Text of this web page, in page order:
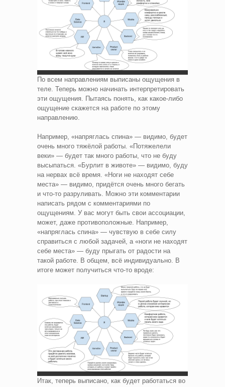
По всем направлениям выписаны ощущения в
теле. Теперь можно начинать интерпретировать
эти ощущения. Пытаясь понять, как какое-либо
ощущение скажется на работе по этому
направлению.
Например, «напряглась спина» — видимо, будет
очень много тяжёлой работы. «Потяжелели
веки» — будет так много работы, что не буду
высыпаться. «Бурлит в животе» — видимо, буду
на нервах всё время. «Ноги не находят себе
места» — видимо, придётся очень много бегать
и что-то разруливать. Можно эти комментарии
написать рядом с комментариями по
ощущениям. У вас могут быть свои ассоциации,
может, даже противоположные. Например,
«напряглась спина» — чувствую в себе силу
справиться с любой задачей, а «ноги не находят
себе места» — буду прыгать от радости на
такой работе. В общем, всё индивидуально. В
итоге может получиться что-то вроде:
Итак, теперь выписано, как будет работаться во